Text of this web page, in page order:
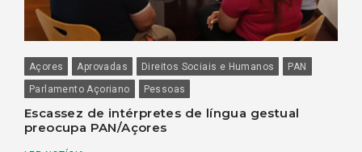
Açores Aprovadas Direitos Sociais e Humanos
PAN
Parlamento Açoriano
Pessoas
Escassez de intérpretes de língua gestual
preocupa PAN/Açores